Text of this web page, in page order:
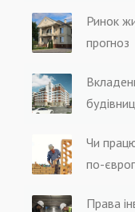
Ринок
прогноз
Чи
по-
Права